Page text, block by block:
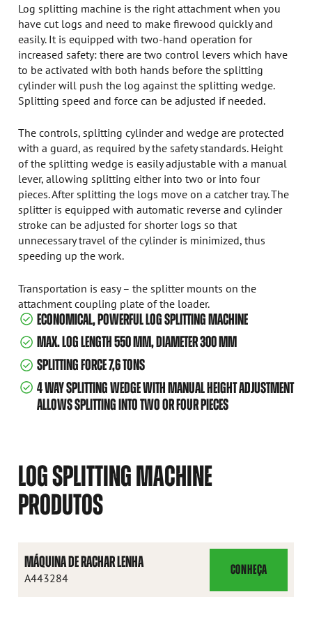
Log splitting machine is the right attachment when you
have cut logs and need to make firewood quickly and
easily. It is equipped with two-hand operation for
increased safety: there are two control levers which have
to be activated with both hands before the splitting
cylinder will push the log against the splitting wedge.
Splitting speed and force can be adjusted if needed.
The controls, splitting cylinder and wedge are protected
with a guard, as required by the safety standards. Height
of the splitting wedge is easily adjustable with a manual
lever, allowing splitting either into two or into four
pieces. After splitting the logs move on a catcher tray. The
splitter is equipped with automatic reverse and cylinder
stroke can be adjusted for shorter logs so that
unnecessary travel of the cylinder is minimized, thus
speeding up the work.
Transportation is easy – the splitter mounts on the
attachment coupling plate of the loader.
ECONOMICAL, POWERFUL LOG SPLITTING MACHINE
MAX. LOG LENGTH 550 MM, DIAMETER 300 MM
SPLITTING FORCE 7,6 TONS
4 WAY SPLITTING WEDGE WITH MANUAL HEIGHT ADJUSTMENT
ALLOWS SPLITTING INTO TWO OR FOUR PIECES
LOG SPLITTING MACHINE
PRODUTOS
MÁQUINA DE RACHAR LENHA
A443284
CONHEÇA
MÁQUINA
DE